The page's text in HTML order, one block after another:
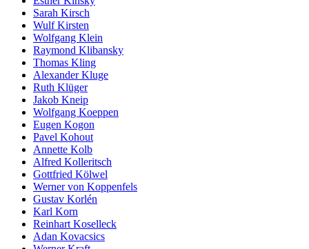
Sarah Kirsch
Wulf Kirsten
Wolfgang Klein
Raymond Klibansky
Thomas Kling
Alexander Kluge
Ruth Klüger
Jakob Kneip
Wolfgang Koeppen
Eugen Kogon
Pavel Kohout
Annette Kolb
Alfred Kolleritsch
Gottfried Kölwel
Werner von Koppenfels
Gustav Korlén
Karl Korn
Reinhart Koselleck
Adan Kovacsics